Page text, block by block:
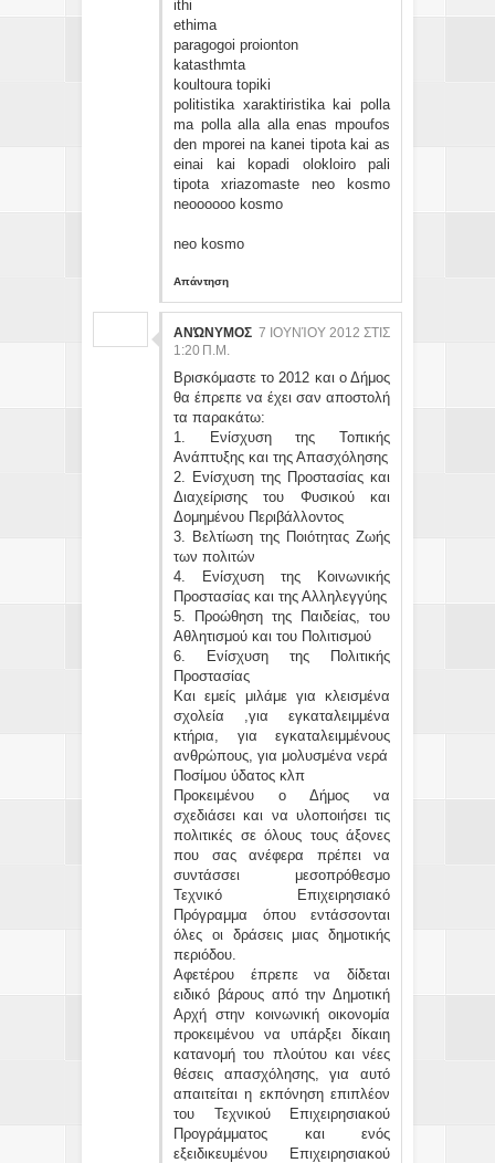
ithi
ethima
paragogoi proionton
katasthmta
koultoura topiki
politistika xaraktiristika kai polla
ma polla alla alla enas mpoufos
den mporei na kanei tipota kai as
einai kai kopadi olokloiro pali
tipota xriazomaste neo kosmo
neoooooo kosmo
neo kosmo
Απάντηση
ΑΝΏΝΥΜΟΣ 7 ΙΟΥΝΊΟΥ 2012 ΣΤΙΣ
1:20 Π.Μ.
Βρισκόμαστε το 2012 και ο Δήμος
θα έπρεπε να έχει σαν αποστολή
τα παρακάτω:
1. Ενίσχυση της Τοπικής
Ανάπτυξης και της Απασχόλησης
2. Ενίσχυση της Προστασίας και
Διαχείρισης του Φυσικού και
Δομημένου Περιβάλλοντος
3. Βελτίωση της Ποιότητας Ζωής
των πολιτών
4. Ενίσχυση της Κοινωνικής
Προστασίας και της Αλληλεγγύης
5. Προώθηση της Παιδείας, του
Αθλητισμού και του Πολιτισμού
6. Ενίσχυση της Πολιτικής
Προστασίας
Και εμείς μιλάμε για κλεισμένα
σχολεία ,για εγκαταλειμμένα
κτήρια, για εγκαταλειμμένους
ανθρώπους, για μολυσμένα νερά
Ποσίμου ύδατος κλπ
Προκειμένου ο Δήμος να
σχεδιάσει και να υλοποιήσει τις
πολιτικές σε όλους τους άξονες
που σας ανέφερα πρέπει να
συντάσσει μεσοπρόθεσμο
Τεχνικό Επιχειρησιακό
Πρόγραμμα όπου εντάσσονται
όλες οι δράσεις μιας δημοτικής
περιόδου.
Αφετέρου έπρεπε να δίδεται
ειδικό βάρους από την Δημοτική
Αρχή στην κοινωνική οικονομία
προκειμένου να υπάρξει δίκαιη
κατανομή του πλούτου και νέες
θέσεις απασχόλησης, για αυτό
απαιτείται η εκπόνηση επιπλέον
του Τεχνικού Επιχειρησιακού
Προγράμματος και ενός
εξειδικευμένου Επιχειρησιακού